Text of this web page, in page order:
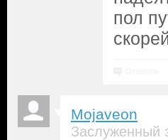
пол
Mojaveon
Заслуженный